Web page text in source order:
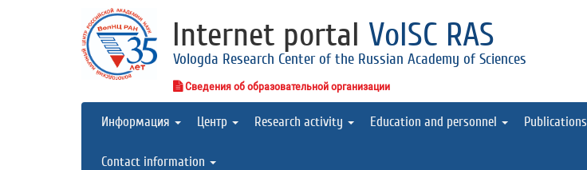
Internet portal VolSC RAS
Vologda Research Center of the Russian Academy of Sciences
Сведения об образовательной организации
Информация Центр Research activity Education and personnel Publications
Contact information